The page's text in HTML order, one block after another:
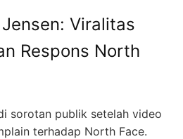
Viralitas
Respons North
sorotan publik setelah video
terhadap North Face.